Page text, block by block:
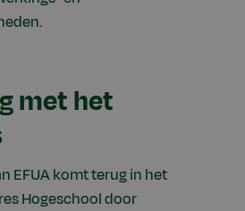
met het
EFUA komt terug in het
Hogeschool door